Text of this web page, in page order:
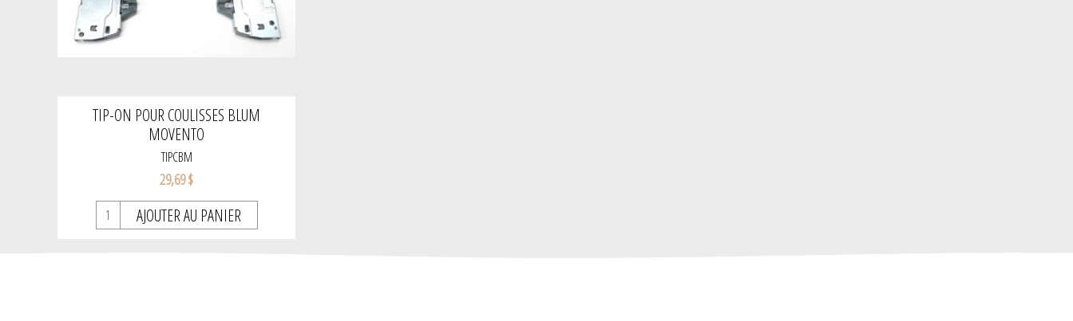
TIP-ON POUR COULISSES BLUM
MOVENTO
TIPCBM
29,69 $
AJOUTER AU PANIER